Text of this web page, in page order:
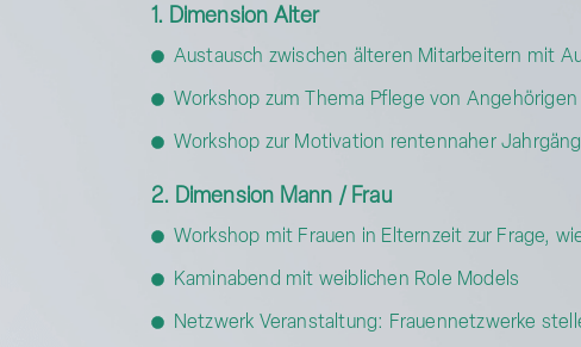
1. Dimension Alter
Austausch zwischen älteren Mitarbeitern mit
Workshop zum Thema Pflege von Angehörigen
Workshop zur Motivation rentennaher
2. Dimension Mann / Frau
Workshop mit Frauen in Elternzeit zur Frage,
Kaminabend mit weiblichen Role Models
Netzwerk Veranstaltung: Frauennetzwerke